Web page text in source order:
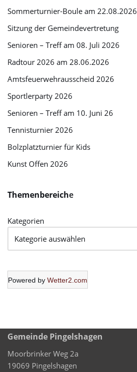
Sommerturnier-Boule am 22.08.2026
Sitzung der Gemeindevertretung
Senioren – Treff am 08. Juli 2026
Radtour 2026 am 28.06.2026
Amtsfeuerwehrausscheid 2026
Sportlerparty 2026
Senioren – Treff am 10. Juni 26
Tennisturnier 2026
Bolzplatzturnier für Kids
Kunst Offen 2026
Themenbereiche
Kategorien
Powered by Wetter2.com
Gemeinde Pingelshagen
Moorbrinker Weg 2a
19069 Pingelshagen